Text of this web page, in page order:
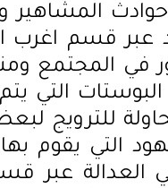
المشاهير
قسم اغرب
في المجتمع
التي
للترويج
التي يقوم
العدالة